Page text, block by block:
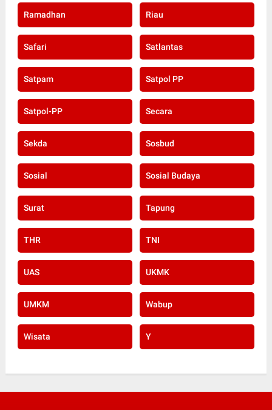
Ramadhan Riau
Safari Satlantas
Satpam Satpol PP
Satpol-PP Secara
Sekda Sosbud
Sosial Sosial Budaya
Surat Tapung
THR TNI
UAS UKMK
UMKM Wabup
Wisata Y